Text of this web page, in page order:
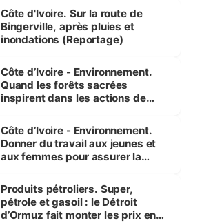
(Alassane Ouattara
Côte d'Ivoire. Sur la route de
Bingerville, après pluies et
inondations (Reportage)
Côte d’Ivoire - Environnement.
Quand les forêts sacrées
inspirent dans les actions de
Côte d’Ivoire - Environnement.
Donner du travail aux jeunes et
aux femmes pour assurer la
menacées
Produits pétroliers. Super,
pétrole et gasoil : le Détroit
d’Ormuz fait monter les prix en